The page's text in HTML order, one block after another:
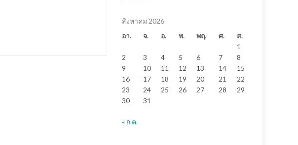
สิงหาคม 2026
อา.
จ. อ. พ. พฤ. ศ.
ส.
1
2
3 4 5 6 7
8
9
10 11 12 13 14
15
16
17 18 19 20 21
22
23
24 25 26 27 28
29
30
31
« ก.ค.